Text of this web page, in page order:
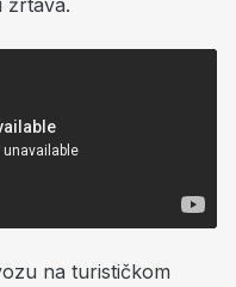
žrtava.
na turističkom